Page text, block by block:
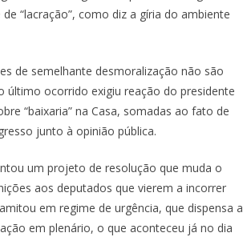
“lacração”, como diz a gíria do ambiente
de semelhante desmoralização não são
último ocorrido exigiu reação do presidente
“baixaria” na Casa, somadas ao fato de
junto à opinião pública.
um projeto de resolução que muda o
aos deputados que vierem a incorrer
em regime de urgência, que dispensa a
em plenário, o que aconteceu já no dia